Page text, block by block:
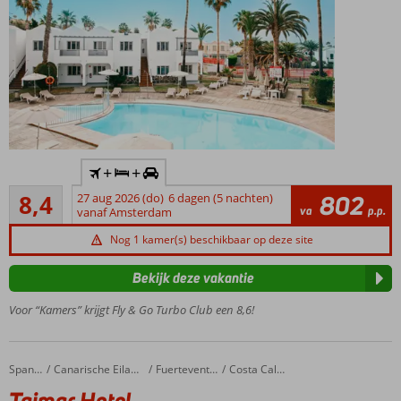
gasten)
Tip: All
Inclusive
ook
mogelijk
Uitstekende prijs-
kwaliteitverhouding
shuttlebus
strand
Speeltuin,
8,4
Zeer goed
16
beoordelingen
+ +
27 aug 2026 (do) 6 dagen (5 nachten)
vanaf Amsterdam
va 802 p.p.
Nog 1 kamer(s) beschikbaar op deze site
Voor “Kamers” krijgt Fly & Go Turbo Club een 8,6!
Bekijk deze vakantie
Home Spanje Canarische Eilanden Fuerteventura Costa Calma
Taimar Hotel